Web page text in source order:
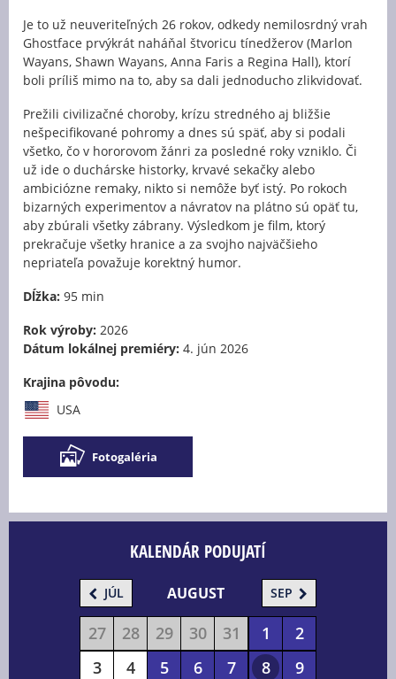
Je to už neuveriteľných 26 rokov, odkedy nemilosrdný vrah
Ghostface prvýkrát naháňal štvoricu tínedžerov (Marlon
Wayans, Shawn Wayans, Anna Faris a Regina Hall), ktorí
boli príliš mimo na to, aby sa dali jednoducho zlikvidovať.
Prežili civilizačné choroby, krízu stredného aj bližšie
nešpecifikované pohromy a dnes sú späť, aby si podali
všetko, čo v hororovom žánri za posledné roky vzniklo. Či
už ide o duchárske historky, krvavé sekačky alebo
ambiciózne remaky, nikto si nemôže byť istý. Po rokoch
bizarných experimentov a návratov na plátno sú opäť tu,
aby zbúrali všetky zábrany. Výsledkom je film, ktorý
prekračuje všetky hranice a za svojho najväčšieho
nepriateľa považuje korektný humor.
Dĺžka: 95 min
Rok výroby: 2026
Dátum lokálnej premiéry: 4. jún 2026
Krajina pôvodu:
USA
Fotogaléria
KALENDÁR PODUJATÍ
JÚL AUGUST SEP
27 28 29 30 31 1
2
3
4 5 6 7 8
9